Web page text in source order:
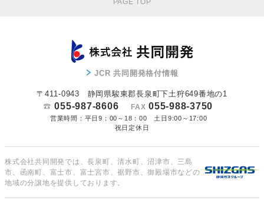
PAGE TOP
JCR 共同開発格付情報
〒411-0943 静岡県駿東郡長泉町下土狩649番地の1
055-987-8606 FAX 055-988-3750
営業時間：平日9：00～18：00 土日9:00～17:00
祝日定休日
株式会社共同開発では、長泉町、清水町、沼津市、三島
市、函南町、富士市、富士宮市、裾野市、御殿場市などの
地域の分譲地を提供しております。